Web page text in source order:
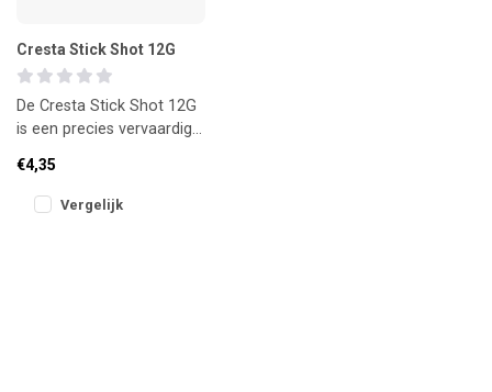
Cresta Stick Shot 12G
De Cresta Stick Shot 12G
is een precies vervaardigd
voor een strakke en uitg
€4,35
Vergelijk